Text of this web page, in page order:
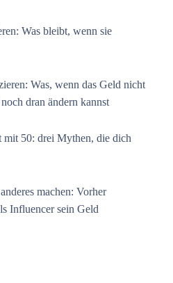
Was bleibt, wenn sie
Was, wenn das Geld nicht
dran ändern kannst
mit 50: drei Mythen, die dich
machen: Vorher
Influencer sein Geld